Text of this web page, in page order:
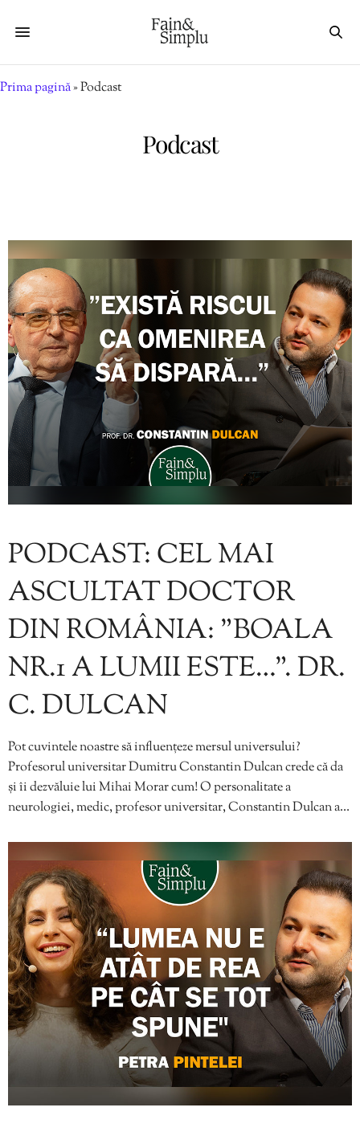
Prima pagină»Podcast
Podcast
PODCAST: CEL MAI
ASCULTAT DOCTOR
DIN ROMÂNIA: ”BOALA
NR.1 A LUMII ESTE…”. DR.
C. DULCAN
Pot cuvintele noastre să influențeze mersul universului?
Profesorul universitar Dumitru Constantin Dulcan crede că da
și îi dezvăluie lui Mihai Morar cum! O personalitate a
neurologiei, medic, profesor universitar, Constantin Dulcan a…